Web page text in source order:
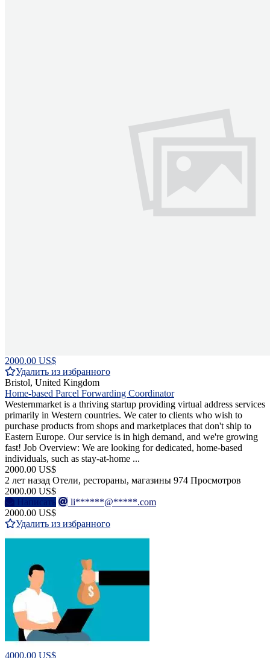
2000.00 US$
Удалить из избранного
Bristol, United Kingdom
Home-based Parcel Forwarding Coordinator
Westernmarket is a thriving startup providing virtual address services
primarily in Western countries. We cater to clients who wish to
purchase products from shops and marketplaces that don't ship to
Eastern Europe. Our service is in high demand, and we're growing
fast! Job Overview: We are looking for dedicated, home-based
individuals, such as stay-at-home ...
2000.00 US$
2 лет назад Отели, рестораны, магазины 974 Просмотров
2000.00 US$
Написать
li******@*****.com
2000.00 US$
Удалить из избранного
4000.00 US$